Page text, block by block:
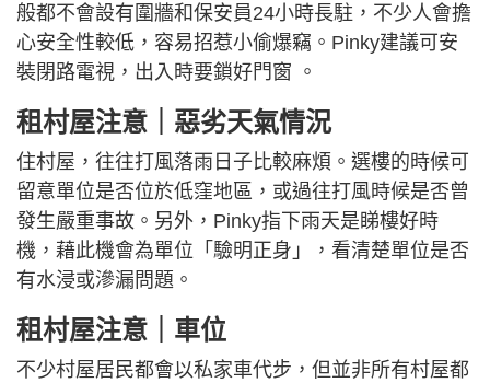
般都不會設有圍牆和保安員24小時長駐，不少人會擔
心安全性較低，容易招惹小偷爆竊。Pinky建議可安
裝閉路電視，出入時要鎖好門窗 。
租村屋注意｜惡劣天氣情況
住村屋，往往打風落雨日子比較麻煩。選樓的時候可
留意單位是否位於低窪地區，或過往打風時候是否曾
發生嚴重事故。另外，Pinky指下雨天是睇樓好時
機，藉此機會為單位「驗明正身」，看清楚單位是否
有水浸或滲漏問題。
租村屋注意｜車位
不少村屋居民都會以私家車代步，但並非所有村屋都